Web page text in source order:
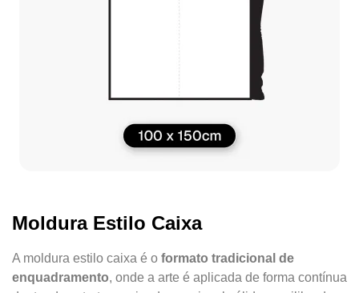
Moldura Estilo Caixa
A moldura estilo caixa é o formato tradicional de
enquadramento, onde a arte é aplicada de forma contínua